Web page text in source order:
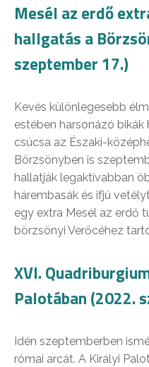
Mesél az erdő
hallgatás a
szeptember 17.)
Kevés különlegesebb
estében harsonázó
csúcsa az Északi-
Börzsönyben is
hallatják legaktívabban
hárembasák és ifjú
egy extra Mesél az erdő
börzsönyi Verőcéhez
XVI.
Palotában (2022.
Idén szeptemberben
római arcát. A Királyi